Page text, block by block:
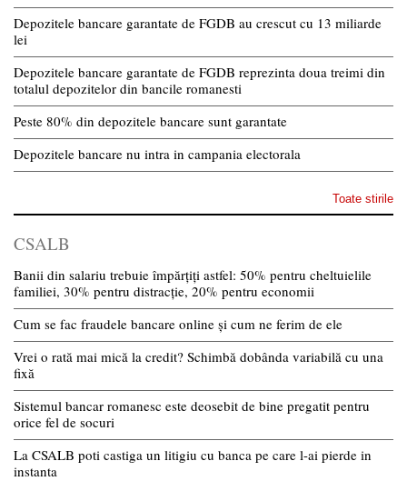
Depozitele bancare garantate de FGDB au crescut cu 13 miliarde
lei
Depozitele bancare garantate de FGDB reprezinta doua treimi din
totalul depozitelor din bancile romanesti
Peste 80% din depozitele bancare sunt garantate
Depozitele bancare nu intra in campania electorala
Toate stirile
CSALB
Banii din salariu trebuie împărțiți astfel: 50% pentru cheltuielile
familiei, 30% pentru distracție, 20% pentru economii
Cum se fac fraudele bancare online și cum ne ferim de ele
Vrei o rată mai mică la credit? Schimbă dobânda variabilă cu una
fixă
Sistemul bancar romanesc este deosebit de bine pregatit pentru
orice fel de socuri
La CSALB poti castiga un litigiu cu banca pe care l-ai pierde in
instanta